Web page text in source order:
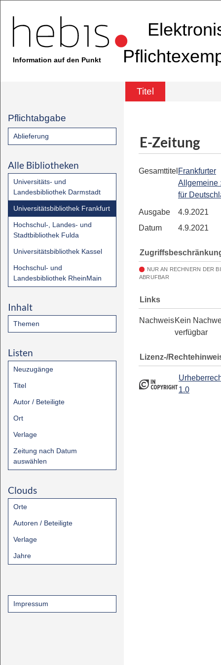
Information auf den Punkt
Titel
Pflichtabgabe
Ablieferung
Alle Bibliotheken
Universitäts- und
Landesbibliothek Darmstadt
Universitätsbibliothek Frankfurt
Hochschul-, Landes- und
Stadtbibliothek Fulda
Universitätsbibliothek Kassel
Hochschul- und
Landesbibliothek RheinMain
Inhalt
Themen
Listen
Neuzugänge
Titel
Autor / Beteiligte
Ort
Verlage
Zeitung nach Datum
auswählen
Clouds
Orte
Autoren / Beteiligte
Verlage
Jahre
Impressum
E-Zeitung
Gesamttitel Frankfurter
Allgemeine
für
Ausgabe
4.9.2021
Datum
4.9.2021
NUR AN RECHNERN DER
ABRUFBAR
Links
NachweisKein
verfügbar
Lizenz-/
1.0